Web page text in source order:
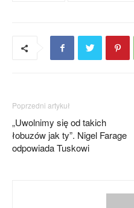
Poprzedni artykuł
„Uwolnimy się od takich
łobuzów jak ty”. Nigel Farage
odpowiada Tuskowi